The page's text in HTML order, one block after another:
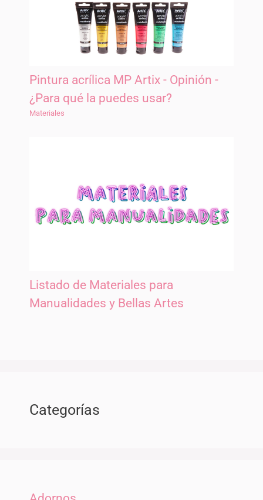
Pintura acrílica MP Artix - Opinión -
¿Para qué la puedes usar?
Materiales
Listado de Materiales para
Manualidades y Bellas Artes
Categorías